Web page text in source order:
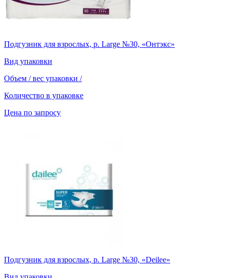
Подгузник для взрослых, р. Large №30, «Онтэкс»
Вид упаковки
Объем / вес упаковки /
Количество в упаковке
Цена по запросу
Подгузник для взрослых, р. Large №30, «Deilee»